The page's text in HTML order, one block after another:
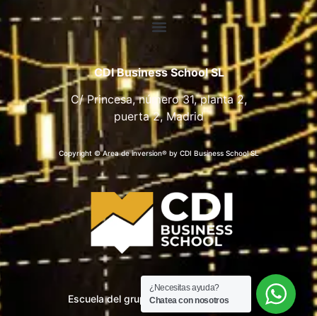
CDI Business School SL
C/ Princesa, número 31, planta 2,
puerta 2, Madrid
Copyright © Area de inversion® by CDI Business School SL
Escuela del grupo CDI Business School
¿Necesitas ayuda?
Chatea con nosotros